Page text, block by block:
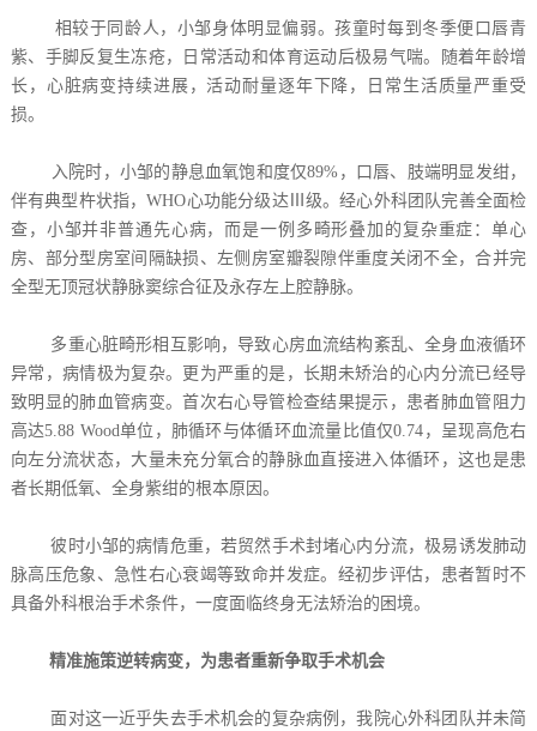
相较于同龄人，小邹身体明显偏弱。孩童时每到冬季便口唇青
紫、手脚反复生冻疮，日常活动和体育运动后极易气喘。随着年龄增
长，心脏病变持续进展，活动耐量逐年下降，日常生活质量严重受
损。
入院时，小邹的静息血氧饱和度仅89%，口唇、肢端明显发绀，
伴有典型杵状指，WHO心功能分级达Ⅲ级。经心外科团队完善全面检
查，小邹并非普通先心病，而是一例多畸形叠加的复杂重症：单心
房、部分型房室间隔缺损、左侧房室瓣裂隙伴重度关闭不全，合并完
全型无顶冠状静脉窦综合征及永存左上腔静脉。
多重心脏畸形相互影响，导致心房血流结构紊乱、全身血液循环
异常，病情极为复杂。更为严重的是，长期未矫治的心内分流已经导
致明显的肺血管病变。首次右心导管检查结果提示，患者肺血管阻力
高达5.88 Wood单位，肺循环与体循环血流量比值仅0.74，呈现高危右
向左分流状态，大量未充分氧合的静脉血直接进入体循环，这也是患
者长期低氧、全身紫绀的根本原因。
彼时小邹的病情危重，若贸然手术封堵心内分流，极易诱发肺动
脉高压危象、急性右心衰竭等致命并发症。经初步评估，患者暂时不
具备外科根治手术条件，一度面临终身无法矫治的困境。
精准施策逆转病变，为患者重新争取手术机会
面对这一近乎失去手术机会的复杂病例，我院心外科团队并未简